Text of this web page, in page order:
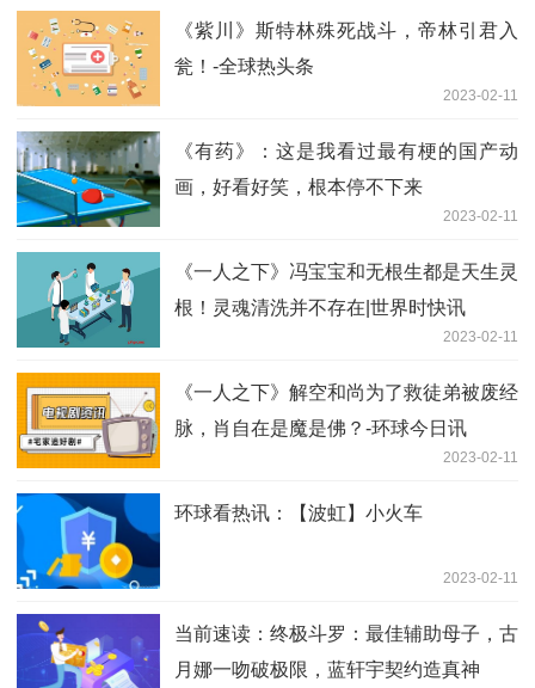
《紫川》斯特林殊死战斗，帝林引君入
瓮！-全球热头条
2023-02-11
《有药》：这是我看过最有梗的国产动
画，好看好笑，根本停不下来
2023-02-11
《一人之下》冯宝宝和无根生都是天生灵
根！灵魂清洗并不存在|世界时快讯
2023-02-11
《一人之下》解空和尚为了救徒弟被废经
脉，肖自在是魔是佛？-环球今日讯
2023-02-11
环球看热讯：【波虹】小火车
2023-02-11
当前速读：终极斗罗：最佳辅助母子，古
月娜一吻破极限，蓝轩宇契约造真神